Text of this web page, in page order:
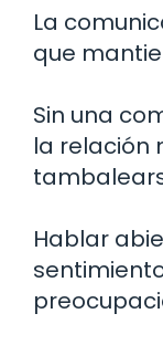
La
que
Sin una
la relación
Hablar